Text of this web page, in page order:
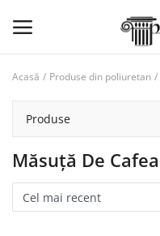
Produse din poliuretan
lista de dorințe
Contact
Log in
Acasă Produse din poliuretan
Produse
Măsuță De Cafea